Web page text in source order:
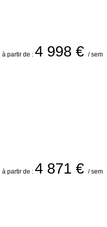
à partir de : 4 998 € / sem
à partir de : 4 871 € / sem